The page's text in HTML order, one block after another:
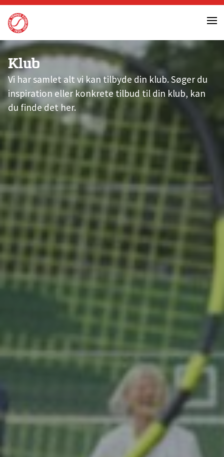
Skip
content
Klub
Vi har samlet alt vi kan tilbyde din klub. Søger du
inspiration eller konkrete tilbud til din klub, kan
du finde det her.